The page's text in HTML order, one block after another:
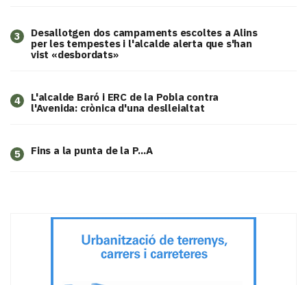
3
​Desallotgen dos campaments escoltes a Alins
per les tempestes i l'alcalde alerta que s'han
vist «desbordats»
4
L'alcalde Baró i ERC de la Pobla contra
l'Avenida: crònica d'una deslleialtat
5 Fins a la punta de la P...A